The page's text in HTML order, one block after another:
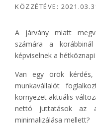
KÖZZÉTÉVE:
A járvány miatt
számára a
képviselnek a
Van egy örök
munkavállalót
környezet aktuális
nettó juttatások az
minimalizálása mellett?